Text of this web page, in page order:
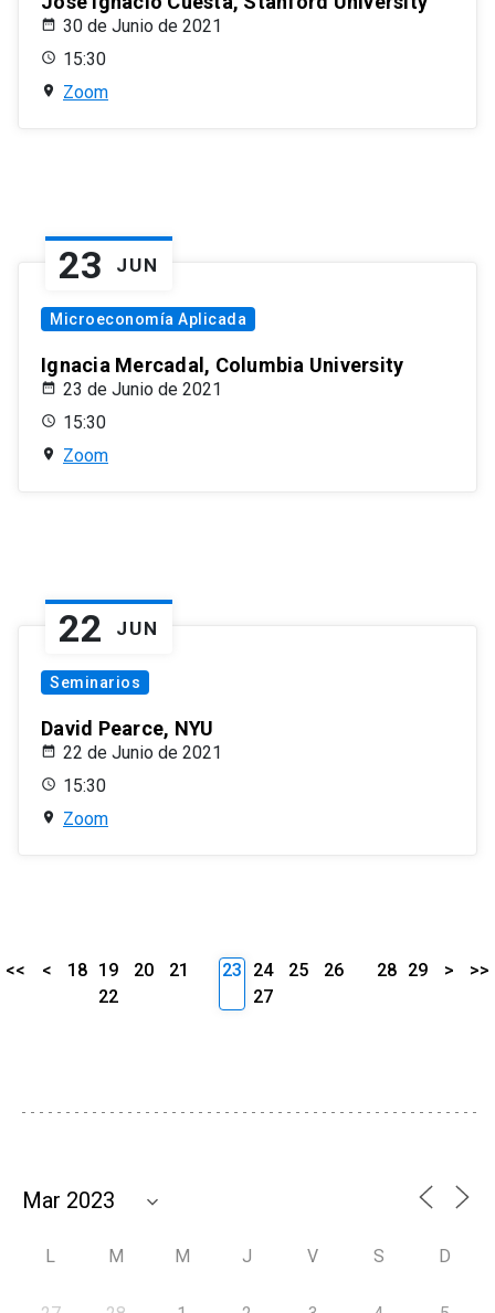
30 de Junio de 2021
15:30
Zoom
23 JUN
Microeconomía Aplicada
Ignacia Mercadal, Columbia University
23 de Junio de 2021
15:30
Zoom
22 JUN
Seminarios
David Pearce, NYU
22 de Junio de 2021
15:30
Zoom
<< < 18 19 20
21
22
23 24 25
26
27
28 29 > >>
L M M J V S D